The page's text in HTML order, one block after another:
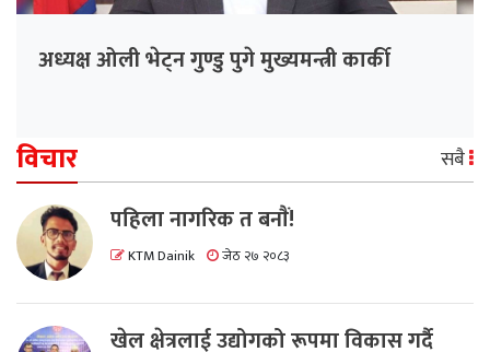
अध्यक्ष ओली भेट्न गुण्डु पुगे मुख्यमन्त्री कार्की
विचार सबै
पहिला नागरिक त बनाैं!
KTM Dainik जेठ २७ २०८३
खेल क्षेत्रलाई उद्योगको रूपमा विकास गर्दै